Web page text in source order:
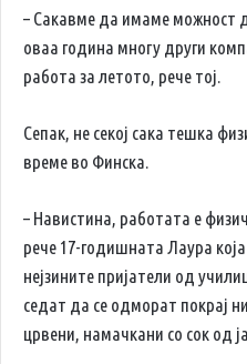
– Сакавме да имаме можност
оваа година многу други
работа за летото, рече тој.
Сепак, не секој сака тешка
време во Финска.
– Навистина, работата е
рече 17-годишната Лаура
нејзините пријатели од
седат да се одморат покрај
црвени, намачкани со сок од